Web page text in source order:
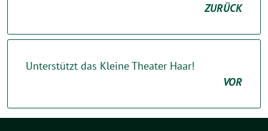
ZURÜCK
Unterstützt das Kleine Theater Haar!
VOR